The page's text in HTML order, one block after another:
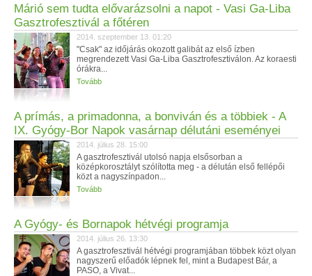
Márió sem tudta elővarázsolni a napot - Vasi Ga-Liba
Gasztrofesztivál a főtéren
2014. szeptember 13. 01:20
"Csak" az időjárás okozott galibát az első ízben
megrendezett Vasi Ga-Liba Gasztrofesztiválon. Az koraesti
órákra...
Tovább
A prímás, a primadonna, a bonviván és a többiek - A
IX. Gyógy-Bor Napok vasárnap délutáni eseményei
2014. július 28. 15:00
A gasztrofesztivál utolsó napja elsősorban a
középkorosztályt szólította meg - a délután első fellépői
közt a nagyszínpadon...
Tovább
A Gyógy- és Bornapok hétvégi programja
2014. július 26. 13:30
A gasztrofesztivál hétvégi programjában többek közt olyan
nagyszerű előadók lépnek fel, mint a Budapest Bár, a
PASO, a Vivat...